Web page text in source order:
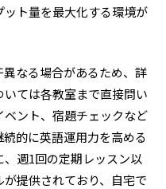
ト量を最大化する環境が
なる場合があるため、詳
ては各教室まで直接問い
ント、宿題チェックなど
的に英語運用力を高める
週1回の定期レッスン以
提供されており、自宅で